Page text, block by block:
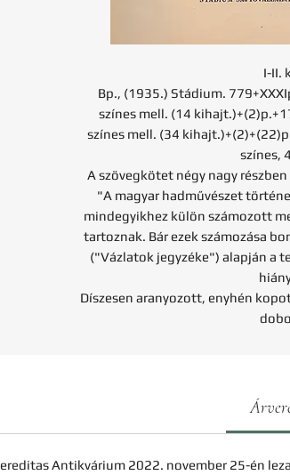
I-II.
Bp., (1935.) Stádium.
színes mell. (14
színes mell. (34
színes,
A szövegkötet négy nagy
"A magyar hadművészet
mindegyikhez külön számozott
tartoznak. Bár ezek számozása
("Vázlatok jegyzéke") alapján a
Díszesen aranyozott, enyhén
Antikvárium 2022. november 25-én